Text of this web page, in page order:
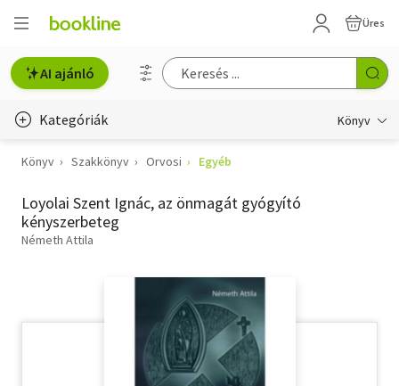
Üres
AI ajánló
Kategóriák Könyv
Életmód, egészség
Erotika
Gyermek- és ifjúsági
Könyv Szakkönyv Orvosi Egyéb
Loyolai Szent Ignác, az önmagát gyógyító
kényszerbeteg
Németh Attila